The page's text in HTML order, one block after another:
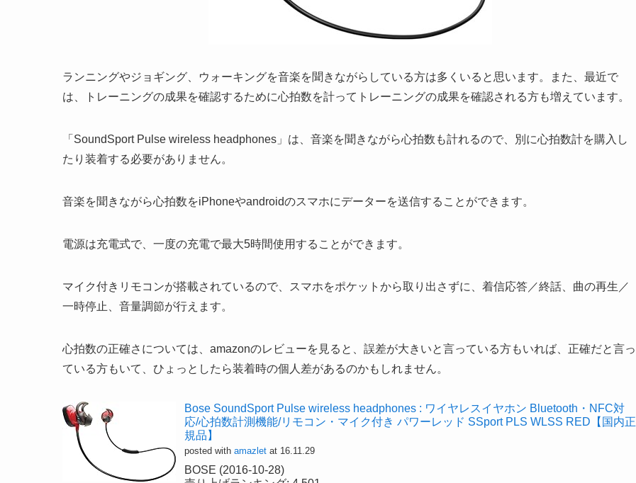
ランニングやジョギング、ウォーキングを音楽を聞きながらしている方は多くいると思います。また、最近で
は、トレーニングの成果を確認するために心拍数を計ってトレーニングの成果を確認される方も増えています。
「SoundSport Pulse wireless headphones」は、音楽を聞きながら心拍数も計れるので、別に心拍数計を購入し
たり装着する必要がありません。
音楽を聞きながら心拍数をiPhoneやandroidのスマホにデーターを送信することができます。
電源は充電式で、一度の充電で最大5時間使用することができます。
マイク付きリモコンが搭載されているので、スマホをポケットから取り出さずに、着信応答／終話、曲の再生／
一時停止、音量調節が行えます。
心拍数の正確さについては、amazonのレビューを見ると、誤差が大きいと言っている方もいれば、正確だと言っ
ている方もいて、ひょっとしたら装着時の個人差があるのかもしれません。
Bose SoundSport Pulse wireless headphones : ワイヤレスイヤホン Bluetooth・NFC対
応/心拍数計測機能/リモコン・マイク付き パワーレッド SSport PLS WLSS RED【国内正
規品】
posted with amazlet at 16.11.29
BOSE (2016-10-28)